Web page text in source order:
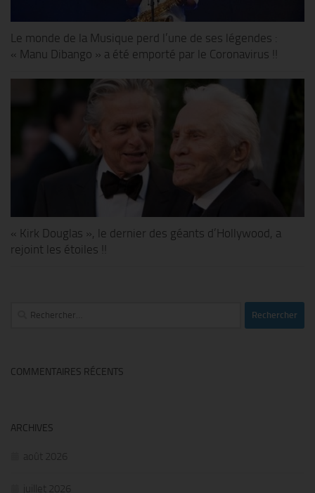
Le monde de la Musique perd l’une de ses légendes :
« Manu Dibango » a été emporté par le Coronavirus !!
« Kirk Douglas », le dernier des géants d’Hollywood, a
rejoint les étoiles !!
Rechercher :
COMMENTAIRES RÉCENTS
ARCHIVES
août 2026
juillet 2026